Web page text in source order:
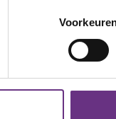
gegevens
wijzigen of intrekken
Ook delen we
Deze partners